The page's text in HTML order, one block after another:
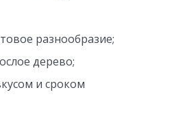
разнообразие;
дерево;
и сроком